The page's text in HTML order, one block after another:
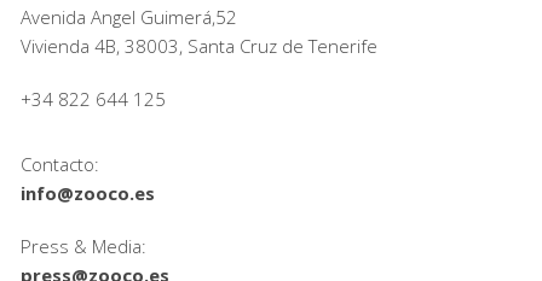
Avenida Angel Guimerá,52
Vivienda 4B, 38003, Santa Cruz de Tenerife
+34 822 644 125
Contacto:
info@zooco.es
Press & Media:
press@zooco.es